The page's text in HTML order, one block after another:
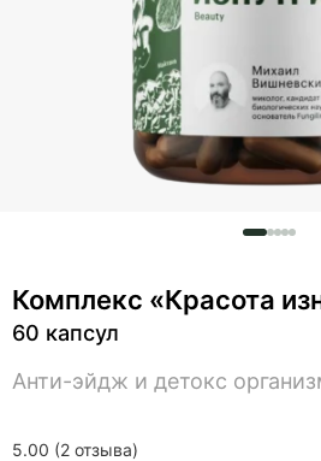
5.00 (2 отзыва)
Комплекс «Красота
60 капсул
Анти-эйдж и детокс